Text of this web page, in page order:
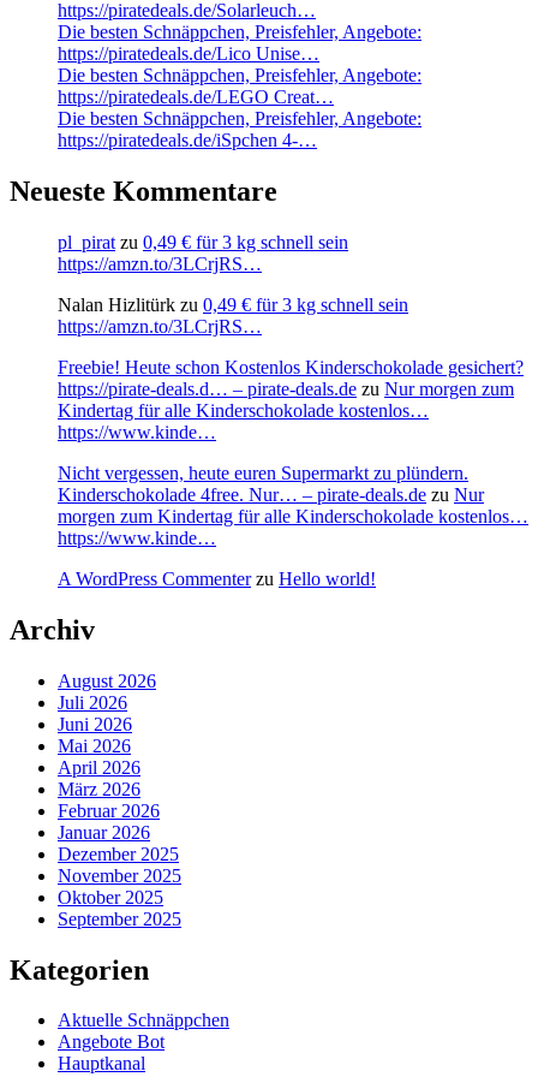
https://piratedeals.de/Solarleuch…
Die besten Schnäppchen, Preisfehler, Angebote:
https://piratedeals.de/Lico Unise…
Die besten Schnäppchen, Preisfehler, Angebote:
https://piratedeals.de/LEGO Creat…
Die besten Schnäppchen, Preisfehler, Angebote:
https://piratedeals.de/iSpchen 4-…
Neueste Kommentare
pl_pirat zu 0,49 € für 3 kg schnell sein
https://amzn.to/3LCrjRS…
Nalan Hizlitürk zu 0,49 € für 3 kg schnell sein
https://amzn.to/3LCrjRS…
Freebie! Heute schon Kostenlos Kinderschokolade gesichert?
https://pirate-deals.d… – pirate-deals.de zu Nur morgen zum
Kindertag für alle Kinderschokolade kostenlos…
https://www.kinde…
Nicht vergessen, heute euren Supermarkt zu plündern.
Kinderschokolade 4free. Nur… – pirate-deals.de zu Nur
morgen zum Kindertag für alle Kinderschokolade kostenlos…
https://www.kinde…
A WordPress Commenterzu Hello world!
Archiv
August 2026
Juli 2026
Juni 2026
Mai 2026
April 2026
März 2026
Februar 2026
Januar 2026
Dezember 2025
November 2025
Oktober 2025
September 2025
Kategorien
Aktuelle Schnäppchen
Angebote Bot
Hauptkanal